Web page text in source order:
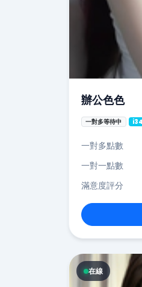
辦公色色
一對多等待中
一對多點數
一對一點數
滿意度評分
在線